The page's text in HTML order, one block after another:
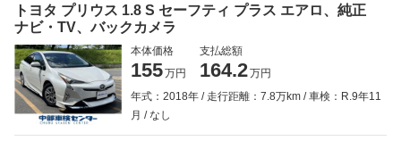
トヨタ プリウス 1.8 S セーフティ プラス エアロ、純正
ナビ・TV、バックカメラ
本体価格
155万円
支払総額
164.2万円
年式：2018年
走行距離：7.8万km
車検：R.9年11
月
なし